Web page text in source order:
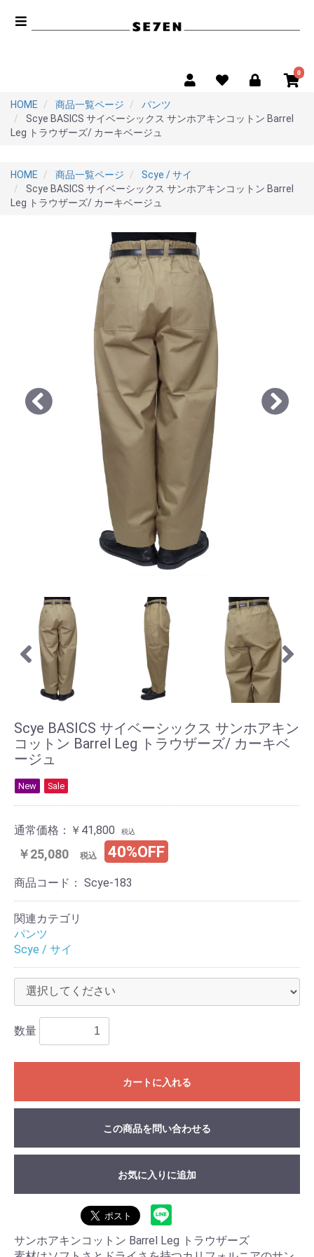
0
HOME 商品一覧ページ
パンツ
Scye BASICS サイベーシックス サンホアキンコットン Barrel
Leg トラウザーズ/ カーキベージュ
HOME 商品一覧ページ
Scye / サイ
Scye BASICS サイベーシックス サンホアキンコットン Barrel
Leg トラウザーズ/ カーキベージュ
Scye BASICS サイベーシックス サンホアキン
コットン Barrel Leg トラウザーズ/ カーキベ
ージュ
New Sale
通常価格： ￥41,800 税込
￥25,080 税込 40%OFF
商品コード： Scye-183
関連カテゴリ
パンツ
Scye / サイ
数量
カートに入れる
この商品を問い合わせる
お気に入りに追加
サンホアキンコットン Barrel Leg トラウザーズ